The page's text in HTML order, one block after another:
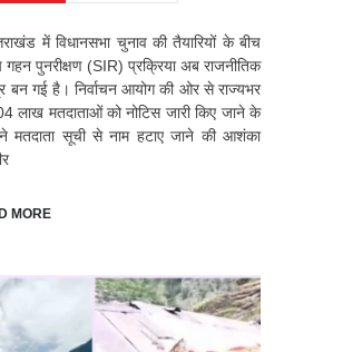
में विधानसभा चुनाव की तैयारियों के बीच
गहन पुनरीक्षण (SIR) प्रक्रिया अब राजनीतिक
बन गई है। निर्वाचन आयोग की ओर से राज्यभर
लाख मतदाताओं को नोटिस जारी किए जाने के
मतदाता सूची से नाम हटाए जाने की आशंका
MORE